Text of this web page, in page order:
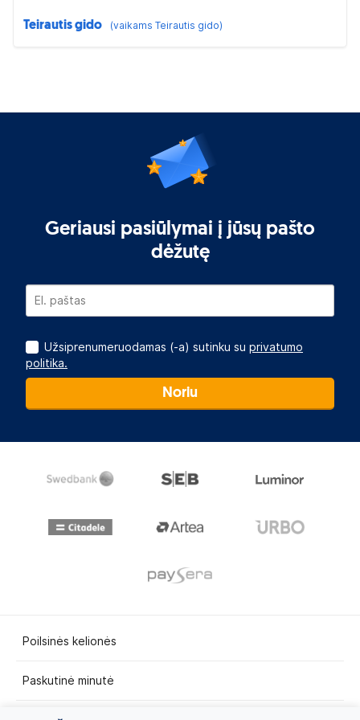
Teirautis gido (vaikams Teirautis gido)
Geriausi pasiūlymai į jūsų pašto
dėžutę
Užsiprenumeruodamas (-a) sutinku su privatumo
politika.
Noriu
Poilsinės kelionės
Paskutinė minutė